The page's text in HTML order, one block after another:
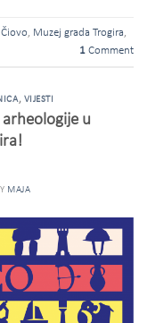
Čiovo, Muzej grada Trogira,
1 Comment
, VIJESTI
u
MAJA